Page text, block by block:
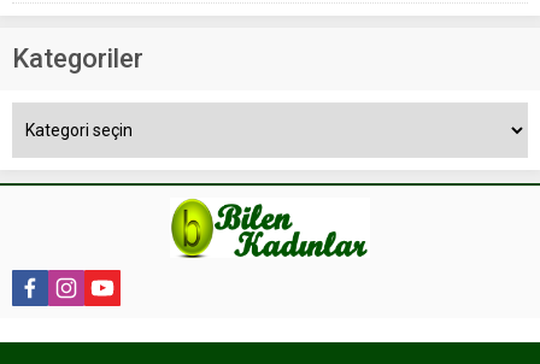
Kategoriler